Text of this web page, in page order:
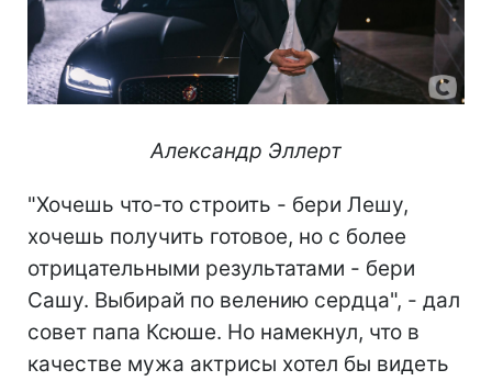
Александр Эллерт
"Хочешь что-то строить - бери Лешу,
хочешь получить готовое, но с более
отрицательными результатами - бери
Сашу. Выбирай по велению сердца", - дал
совет папа Ксюше. Но намекнул, что в
качестве мужа актрисы хотел бы видеть